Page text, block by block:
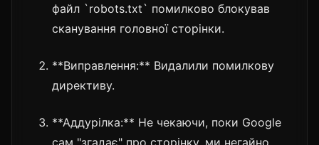
файл `robots.txt` помилково блокував
сканування головної сторінки.
**Виправлення:** Видалили помилкову
директиву.
**Аддурілка:** Не чекаючи, поки Google
сам "згадає" про сторінку, ми негайно